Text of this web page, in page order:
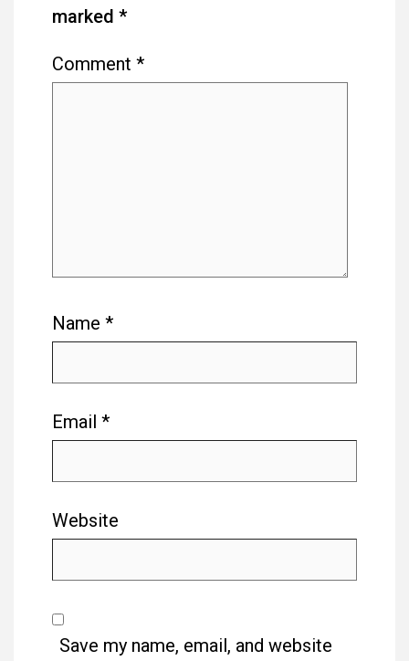
marked *
Comment *
Name *
Email *
Website
Save my name, email, and website